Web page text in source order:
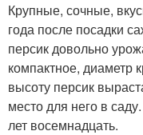
Крупные, сочные,
года после посадки
персик довольно
компактное, диаметр
высоту персик
место для него в
лет восемнадцать.